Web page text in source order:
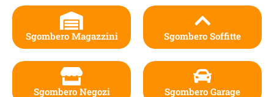
Sgombero Magazzini
Sgombero Negozi
Sgombero Soffitte
Sgombero Garage